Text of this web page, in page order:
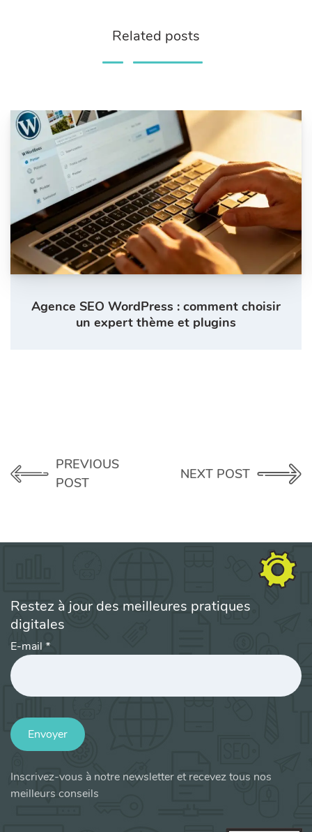
Related posts
Agence SEO WordPress : comment choisir
un expert thème et plugins
PREVIOUS
POST
NEXT POST
Restez à jour des meilleures pratiques
digitales
E-mail *
Envoyer
Inscrivez-vous à notre newsletter et recevez tous nos
meilleurs conseils